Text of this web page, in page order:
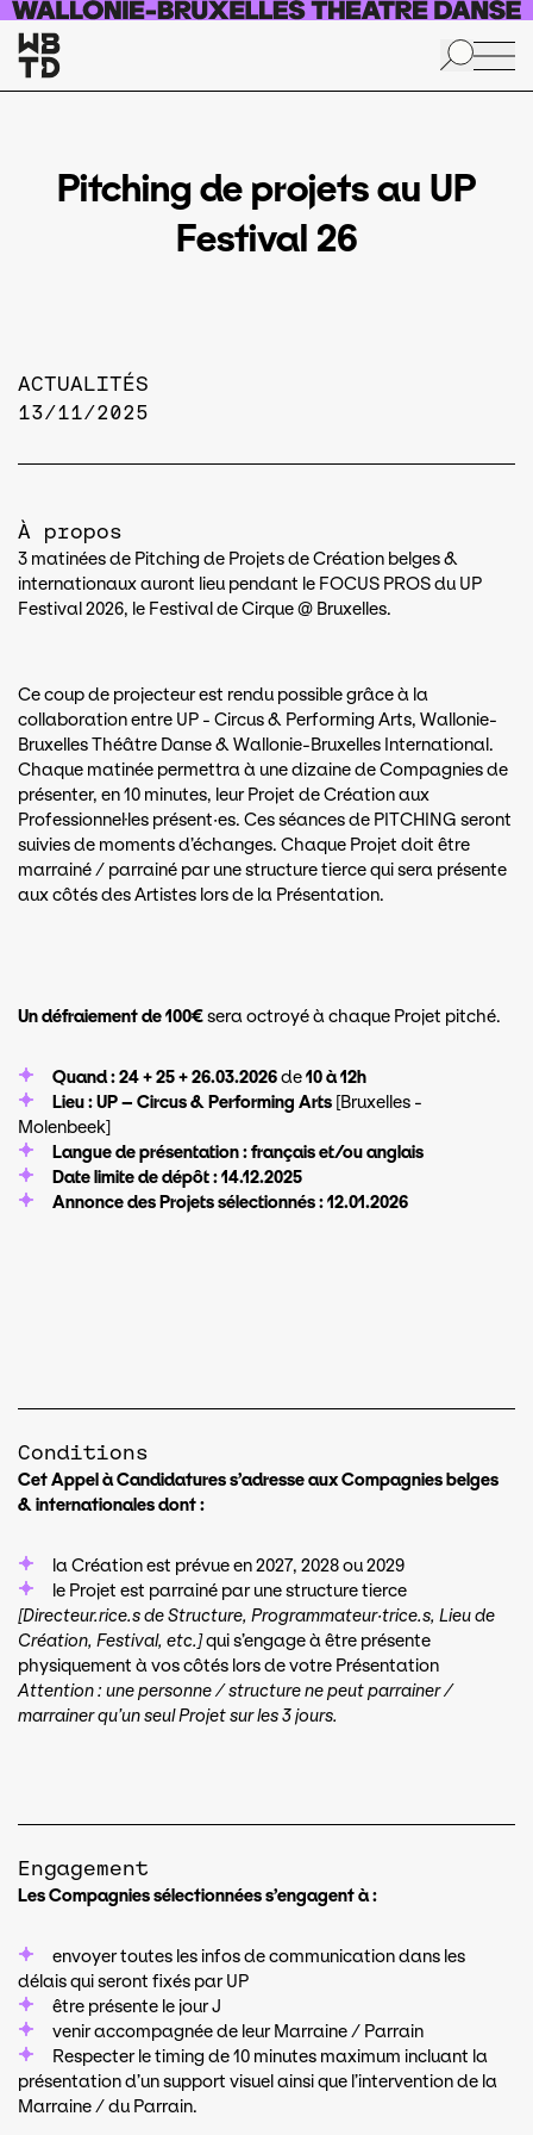
Aller au contenu principal
Pitching de projets au UP
Festival 26
ACTUALITÉS
13/11/2025
À propos
3 matinées de Pitching de Projets de Création belges &
internationaux auront lieu pendant le FOCUS PROS du UP
Festival 2026, le Festival de Cirque @ Bruxelles.
Ce coup de projecteur est rendu possible grâce à la
collaboration entre UP - Circus & Performing Arts, Wallonie-
Bruxelles Théâtre Danse & Wallonie-Bruxelles International.
Chaque matinée permettra à une dizaine de Compagnies de
présenter, en 10 minutes, leur Projet de Création aux
Professionnel·les présent·es. Ces séances de PITCHING seront
suivies de moments d’échanges. Chaque Projet doit être
marrainé / parrainé par une structure tierce qui sera présente
aux côtés des Artistes lors de la Présentation.
Un défraiement de 100€sera octroyé à chaque Projet pitché.
Quand : 24 + 25 + 26.03.2026de10 à 12h
Lieu : UP – Circus & Performing Arts [Bruxelles -
Molenbeek]
Langue de présentation : français et/ou anglais
Date limite de dépôt : 14.12.2025
Annonce des Projets sélectionnés : 12.01.2026
Conditions
Cet Appel à Candidatures s’adresse aux Compagnies belges
& internationales dont :
la Création est prévue en 2027, 2028 ou 2029
le Projet est parrainé par une structure tierce
[Directeur.rice.s de Structure, Programmateur·trice.s, Lieu de
Création, Festival, etc.]qui s’engage à être présente
physiquement à vos côtés lors de votre Présentation
Attention : une personne / structure ne peut parrainer /
marrainer qu’un seul Projet sur les 3 jours.
Engagement
Les Compagnies sélectionnées s’engagent à :
envoyer toutes les infos de communication dans les
délais qui seront fixés par UP
être présente le jour J
venir accompagnée de leur Marraine / Parrain
Respecter le timing de 10 minutes maximum incluant la
présentation d’un support visuel ainsi que l’intervention de la
Marraine / du Parrain.